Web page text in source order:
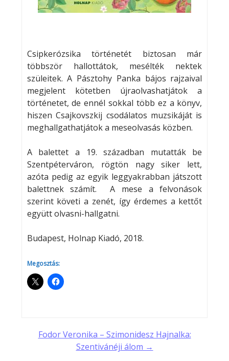
Csipkerózsika történetét biztosan már
többször hallottátok, mesélték nektek
szüleitek. A Pásztohy Panka bájos rajzaival
megjelent kötetben újraolvashatjátok a
történetet, de ennél sokkal több ez a könyv,
hiszen Csajkovszkij csodálatos muzsikáját is
meghallgathatjátok a meseolvasás közben.
A balettet a 19. században mutatták be
Szentpéterváron, rögtön nagy siker lett,
azóta pedig az egyik leggyakrabban játszott
balettnek számít. A mese a felvonások
szerint követi a zenét, így érdemes a kettőt
együtt olvasni-hallgatni.
Budapest, Holnap Kiadó, 2018.
Megosztás:
Post
Fodor Veronika – Szimonidesz Hajnalka:
Szentivánéji álom →